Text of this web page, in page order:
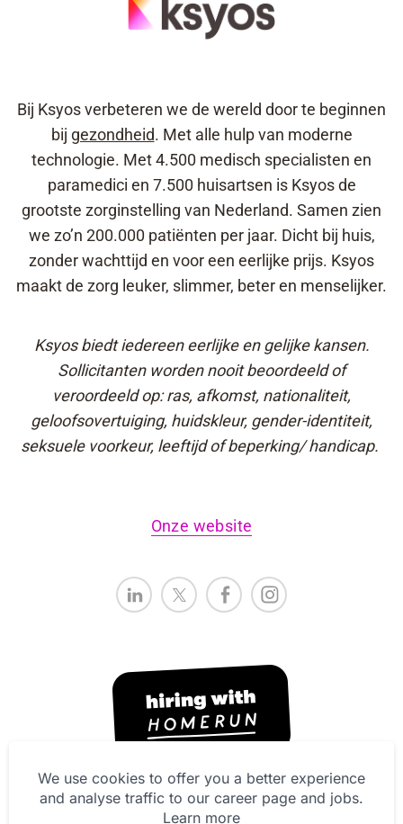
Bij Ksyos verbeteren we de wereld door te beginnen
bij gezondheid. Met alle hulp van moderne
technologie. Met 4.500 medisch specialisten en
paramedici en 7.500 huisartsen is Ksyos de
grootste zorginstelling van Nederland. Samen zien
we zo’n 200.000 patiënten per jaar. Dicht bij huis,
zonder wachttijd en voor een eerlijke prijs. Ksyos
maakt de zorg leuker, slimmer, beter en menselijker.
Ksyos biedt iedereen eerlijke en gelijke kansen.
Sollicitanten worden nooit beoordeeld of
veroordeeld op: ras, afkomst, nationaliteit,
geloofsovertuiging, huidskleur, gender-identiteit,
seksuele voorkeur, leeftijd of beperking/ handicap.
Onze website
Privacy Statement
We use cookies to offer you a better experience
and analyse traffic to our career page and jobs.
Learn more